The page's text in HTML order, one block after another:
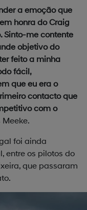
a emoção que
honra do Craig
Sinto-me contente
objetivo do
feito a minha
fácil,
que eu era o
contacto que
com o
Meeke.
foi ainda
entre os pilotos do
que passaram